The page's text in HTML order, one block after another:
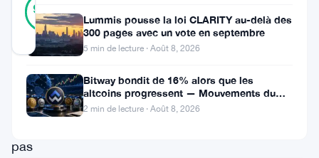
90
RÉEL
Mis à jour 2 mois il y a
Ethereum
pas
Lummis pousse la loi CLARITY au-delà des
300 pages avec un vote en septembre
5 min de lecture · Août 8, 2026
Bitway bondit de 16% alors que les
altcoins progressent — Mouvements du
jour 8 août
2 min de lecture · Août 8, 2026